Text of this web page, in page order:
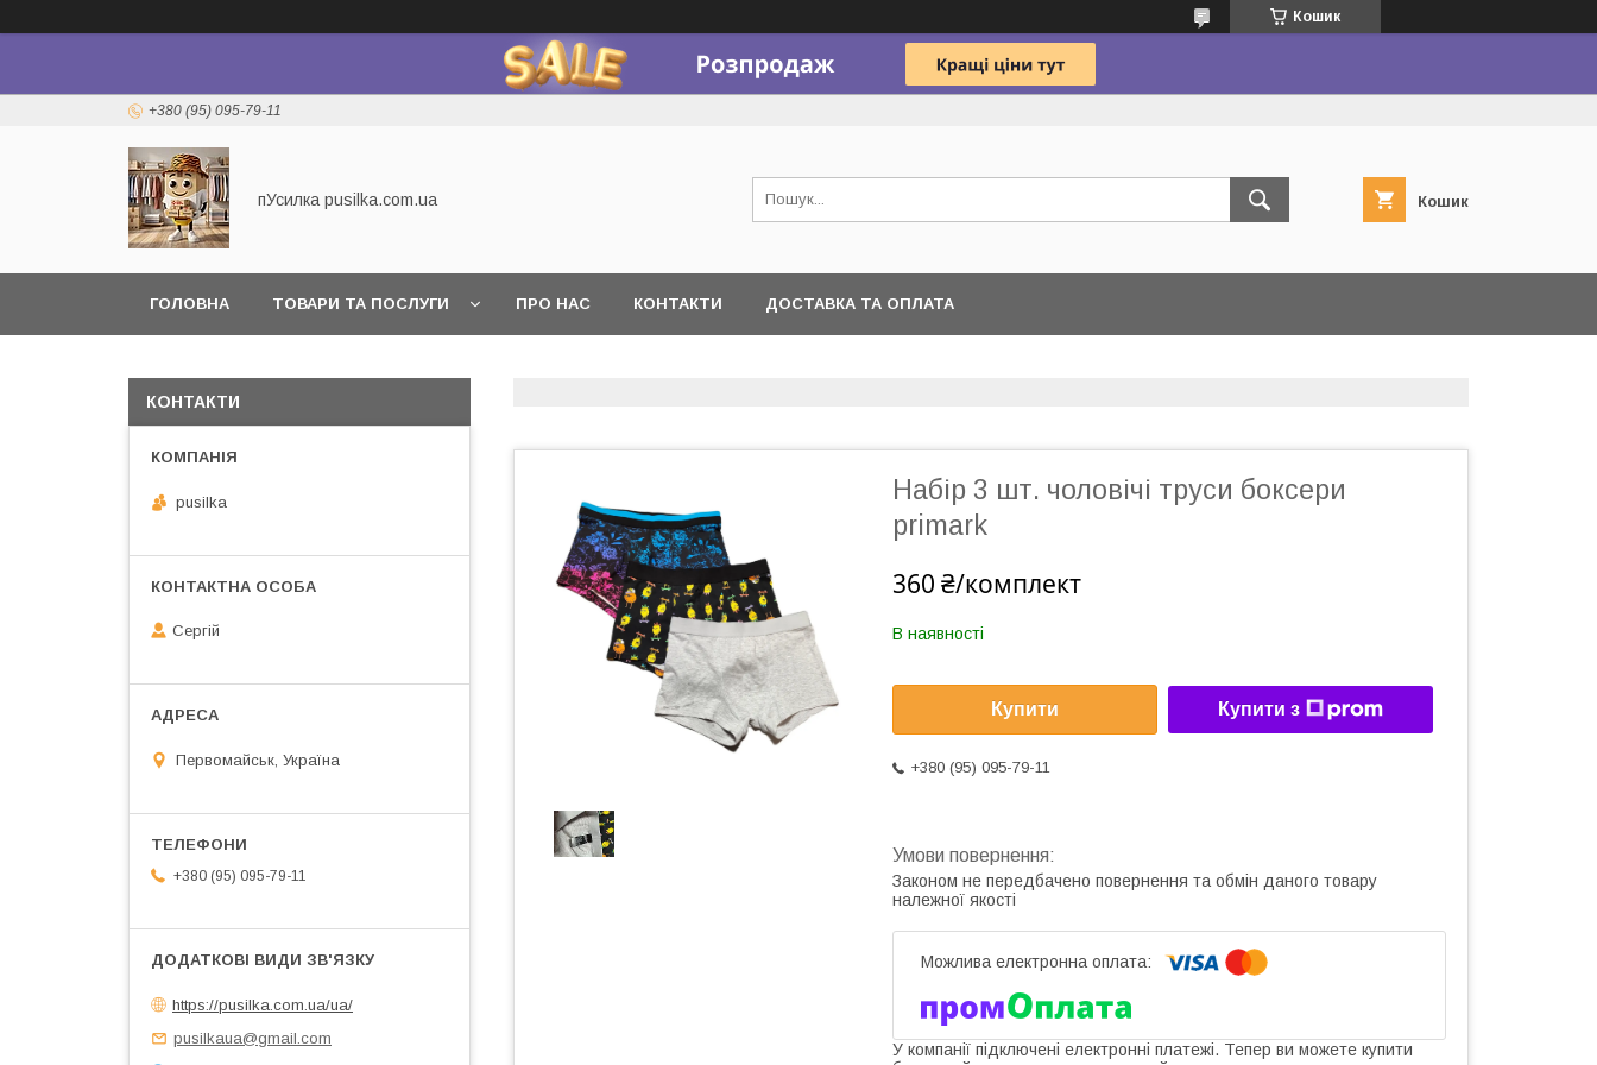
Кошик
+380 (95) 095-79-11
пУсилка pusilka.com.ua Кошик
ГОЛОВНА ТОВАРИ ТА ПОСЛУГИ ПРО НАС КОНТАКТИ ДОСТАВКА ТА ОПЛАТА
Набір 3 шт. чоловічі труси боксери
primark
360 ₴/комплект
В наявності
Купити Купити з
+380 (95) 095-79-11
Законом не передбачено повернення та обмін даного товару
належної якості
У компанії підключені електронні платежі. Тепер ви можете купити
КОНТАКТИ
pusilka
Сергій
Первомайськ, Україна
+380 (95) 095-79-11
https://pusilka.com.ua/ua/
pusilkaua@gmail.com